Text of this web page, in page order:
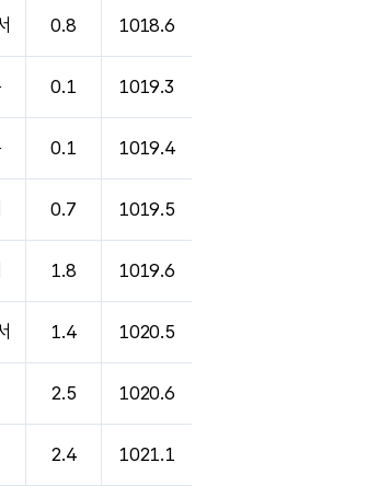
0.8 1018.6
0.1 1019.3
0.1 1019.4
0.7 1019.5
1.8 1019.6
1.4 1020.5
2.5 1020.6
2.4 1021.1